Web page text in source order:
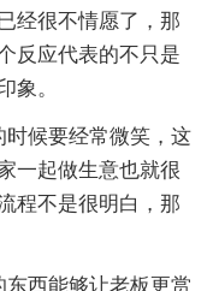
经很不情愿了，那
反应代表的不只是
象。
候要经常微笑，这
一起做生意也就很
程不是很明白，那
西能够让老板更赏